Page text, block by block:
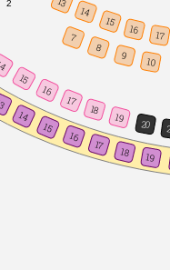
2
15
14
15
7
8
16
16
14
17
9
15
17
10
16
18
19
17
18
20
19